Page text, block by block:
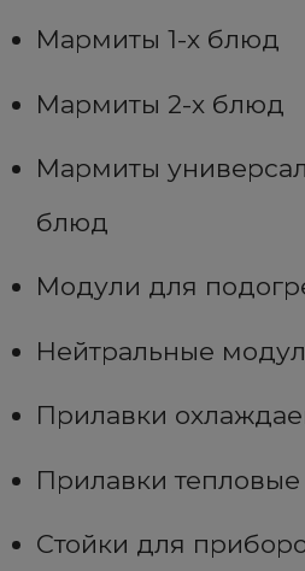
Мармиты 1-х блюд
Мармиты 2-х блюд
Мармиты
блюд
Модули для
Нейтральные
Прилавки
Прилавки тепловые
Стойки для